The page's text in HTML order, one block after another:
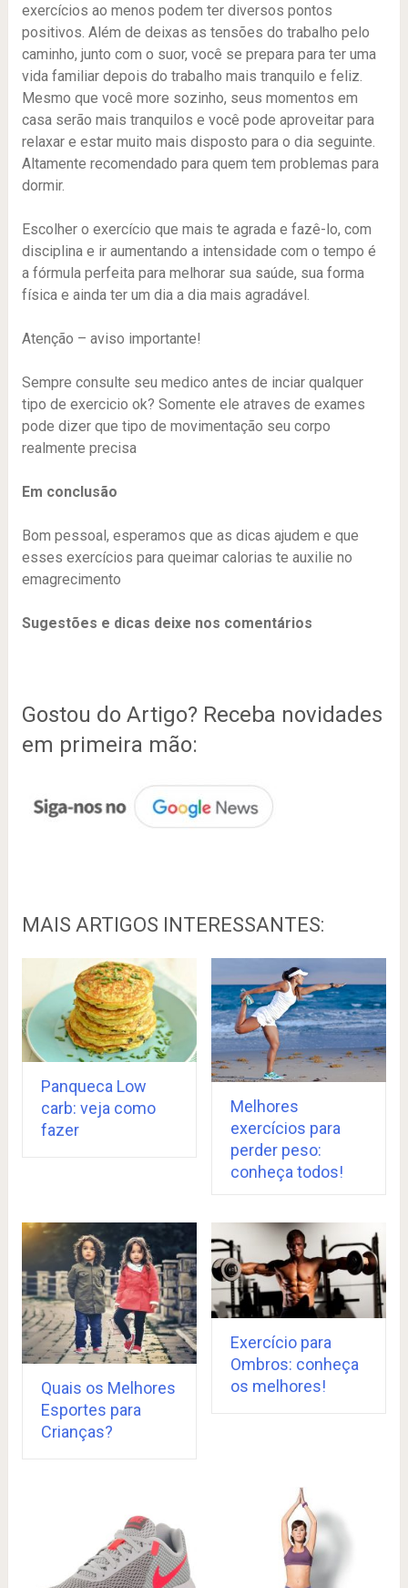
exercícios ao menos podem ter diversos pontos
positivos. Além de deixas as tensões do trabalho pelo
caminho, junto com o suor, você se prepara para ter uma
vida familiar depois do trabalho mais tranquilo e feliz.
Mesmo que você more sozinho, seus momentos em
casa serão mais tranquilos e você pode aproveitar para
relaxar e estar muito mais disposto para o dia seguinte.
Altamente recomendado para quem tem problemas para
dormir.
Escolher o exercício que mais te agrada e fazê-lo, com
disciplina e ir aumentando a intensidade com o tempo é
a fórmula perfeita para melhorar sua saúde, sua forma
física e ainda ter um dia a dia mais agradável.
Atenção – aviso importante!
Sempre consulte seu medico antes de inciar qualquer
tipo de exercicio ok? Somente ele atraves de exames
pode dizer que tipo de movimentação seu corpo
realmente precisa
Em conclusão
Bom pessoal, esperamos que as dicas ajudem e que
esses exercícios para queimar calorias te auxilie no
emagrecimento
Sugestões e dicas deixe nos comentários
Gostou do Artigo? Receba novidades
em primeira mão:
MAIS ARTIGOS INTERESSANTES:
Panqueca Low
carb: veja como
fazer
Melhores
exercícios para
perder peso:
conheça todos!
Quais os Melhores
Esportes para
Crianças?
Exercício para
Ombros: conheça
os melhores!